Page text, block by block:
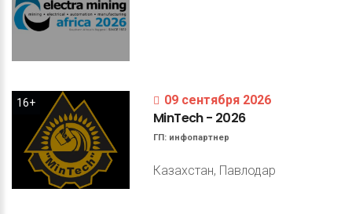
16+ 09 сентября 2026
MinTech- 2026
ГП: инфопартнер
Казахстан, Павлодар